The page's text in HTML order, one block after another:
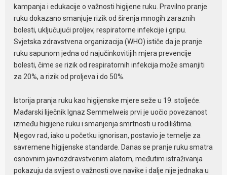
kampanja i edukacije o važnosti higijene ruku. Pravilno pranje
ruku dokazano smanjuje rizik od širenja mnogih zaraznih
bolesti, uključujući proljev, respiratorne infekcije i gripu.
Svjetska zdravstvena organizacija (WHO) ističe da je pranje
ruku sapunom jedna od najučinkovitijih mjera prevencije
bolesti, čime se rizik od respiratornih infekcija može smanjiti
za 20%, a rizik od proljeva i do 50%.
Istorija pranja ruku kao higijenske mjere seže u 19. stoljeće.
Mađarski liječnik Ignaz Semmelweis prvi je uočio povezanost
između higijene ruku i smanjenja smrtnosti u rodilištima.
Njegov rad, iako u početku ignorisan, postavio je temelje za
savremene higijenske standarde. Danas se pranje ruku smatra
osnovnim javnozdravstvenim alatom, međutim istraživanja
pokazuju da svijest o važnosti ove navike i dalje nije jednaka u